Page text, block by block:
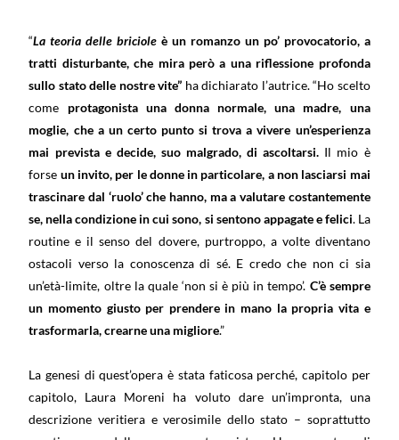
“La teoria delle bricioleè un romanzo un po’ provocatorio, a
tratti disturbante, che mira però a una riflessione profonda
sullo stato delle nostre vite” ha dichiarato l’autrice. “Ho scelto
come protagonista una donna normale, una madre, una
moglie, che a un certo punto si trova a vivere un’esperienza
mai prevista e decide, suo malgrado, di ascoltarsi. Il mio è
forse un invito, per le donne in particolare, a non lasciarsi mai
trascinare dal ‘ruolo’ che hanno, ma a valutare costantemente
se, nella condizione in cui sono, si sentono appagate e felici. La
routine e il senso del dovere, purtroppo, a volte diventano
ostacoli verso la conoscenza di sé. E credo che non ci sia
un’età-limite, oltre la quale ‘non si è più in tempo’. C’è sempre
un momento giusto per prendere in mano la propria vita e
trasformarla, crearne una migliore.”
La genesi di quest’opera è stata faticosa perché, capitolo per
capitolo, Laura Moreni ha voluto dare un’impronta, una
descrizione veritiera e verosimile dello stato – soprattutto